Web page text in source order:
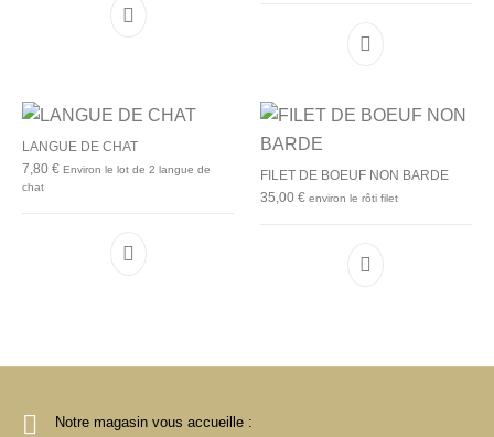
LANGUE DE CHAT
7,80€ Environ le lot de 2 langue de
chat
FILET DE BOEUF NON BARDE
35,00 € environ le rôti filet
Notre magasin vous accueille :